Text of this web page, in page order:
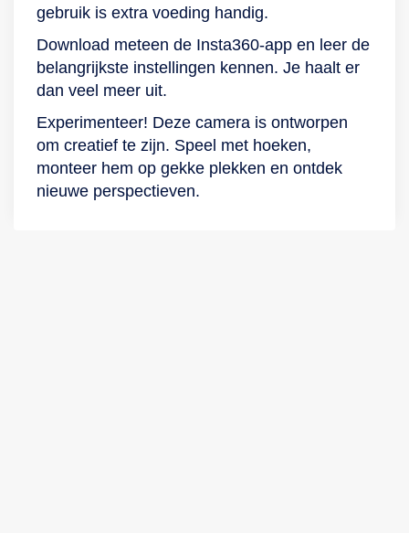
gebruik is extra voeding handig.
Download meteen de Insta360-app en leer de
belangrijkste instellingen kennen. Je haalt er
dan veel meer uit.
Experimenteer! Deze camera is ontworpen
om creatief te zijn. Speel met hoeken,
monteer hem op gekke plekken en ontdek
nieuwe perspectieven.